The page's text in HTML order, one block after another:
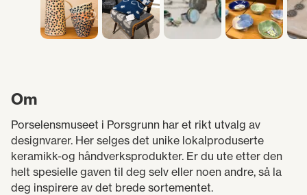
Om
Porselensmuseet i Porsgrunn har et rikt utvalg av
designvarer. Her selges det unike lokalproduserte
keramikk-og håndverksprodukter. Er du ute etter den
helt spesielle gaven til deg selv eller noen andre, så la
deg inspirere av det brede sortementet.